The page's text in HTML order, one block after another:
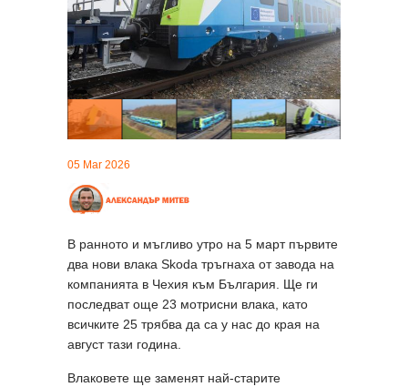
05 Mar 2026
В ранното и мъгливо утро на 5 март първите
два нови влака Skoda тръгнаха от завода на
компанията в Чехия към България. Ще ги
последват още 23 мотрисни влака, като
всичките 25 трябва да са у нас до края на
август тази година.
Влаковете ще заменят най-старите